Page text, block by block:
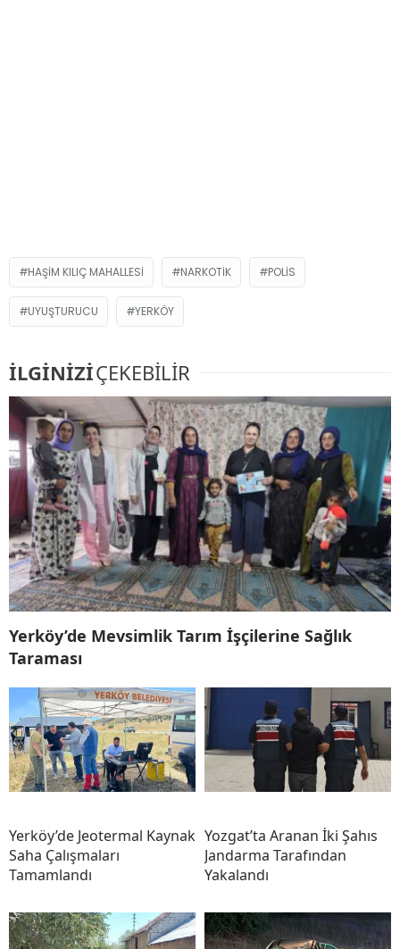
HAŞIM KILIÇ MAHALLESI NARKOTIK POLIS
UYUŞTURUCU YERKÖY
İLGİNİZİÇEKEBİLİR
Yerköy’de Mevsimlik Tarım İşçilerine Sağlık
Taraması
Yerköy’de Jeotermal Kaynak
Saha Çalışmaları
Tamamlandı
Yozgat’ta Aranan İki Şahıs
Jandarma Tarafından
Yakalandı